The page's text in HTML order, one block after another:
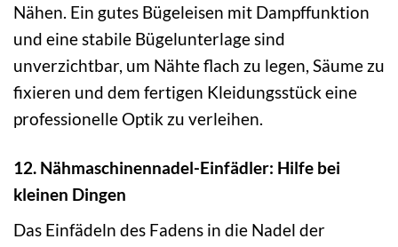
Nähen. Ein gutes Bügeleisen mit Dampffunktion
und eine stabile Bügelunterlage sind
unverzichtbar, um Nähte flach zu legen, Säume zu
fixieren und dem fertigen Kleidungsstück eine
professionelle Optik zu verleihen.
12. Nähmaschinennadel-Einfädler: Hilfe bei
kleinen Dingen
Das Einfädeln des Fadens in die Nadel der